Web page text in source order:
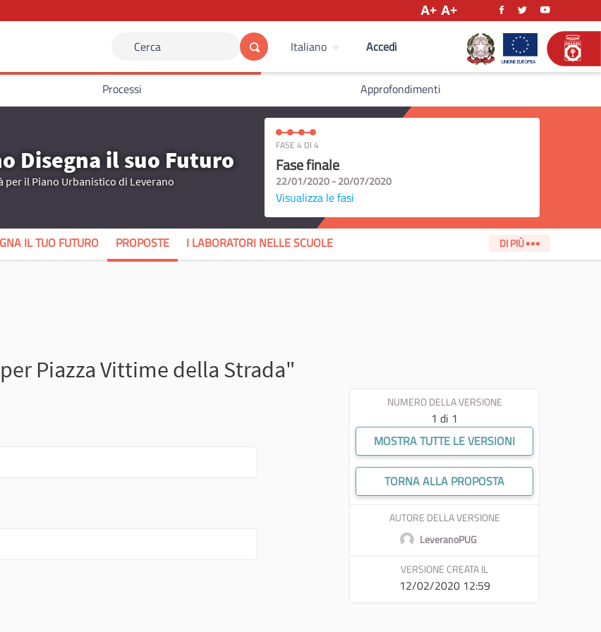
Cerca Italiano Accedi
Processi Approfondimenti
Disegna il suo Futuro
per il Piano Urbanistico di Leverano
FASE 4 DI 4
Fase finale
22/01/2020 - 20/07/2020
Visualizza le fasi
IL TUO FUTURO PROPOSTE I LABORATORI NELLE SCUOLE DI PIÙ
Piazza Vittime della Strada"
NUMERO DELLA VERSIONE
1 di 1
MOSTRA TUTTE LE VERSIONI
TORNA ALLA PROPOSTA
AUTORE DELLA VERSIONE
LeveranoPUG
VERSIONE CREATA IL
12/02/2020 12:59